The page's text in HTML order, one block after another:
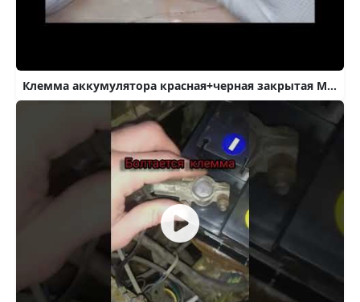
Клемма аккумулятора красная+черная закрытая MGM-AUTO.RU